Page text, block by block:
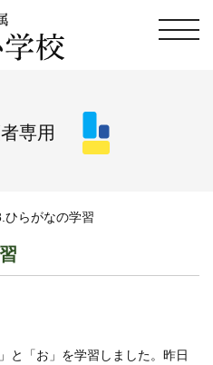
専用
ひらがなの学習
と「お」を学習しました。昨日